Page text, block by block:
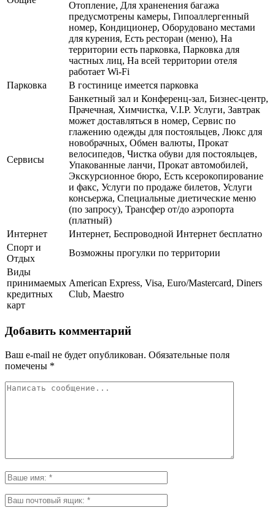
Отопление, Для храненения багажа
предусмотрены камеры, Гипоаллергенный
номер, Кондиционер, Оборудовано местами
для курения, Есть ресторан (меню), На
территории есть парковка, Парковка для
частных лиц, На всей территории отеля
работает Wi-Fi
Парковка
В гостинице имеется парковка
Сервисы
Банкетный зал и Конференц-зал, Бизнес-центр,
Прачечная, Химчистка, V.I.P. Услуги, Завтрак
может доставляться в номер, Сервис по
глажению одежды для постояльцев, Люкс для
новобрачных, Обмен валюты, Прокат
велосипедов, Чистка обуви для постояльцев,
Упакованные ланчи, Прокат автомобилей,
Экскурсионное бюро, Есть ксерокопирование
и факс, Услуги по продаже билетов, Услуги
консьержа, Специальные диетические меню
(по запросу), Трансфер от/до аэропорта
(платный)
Интернет
Интернет, Беспроводной Интернет бесплатно
Спорт и
Отдых
Возможны прогулки по территории
Виды
принимаемых
кредитных
карт
American Express, Visa, Euro/Mastercard, Diners
Club, Maestro
Добавить комментарий
Ваш e-mail не будет опубликован. Обязательные поля
помечены *